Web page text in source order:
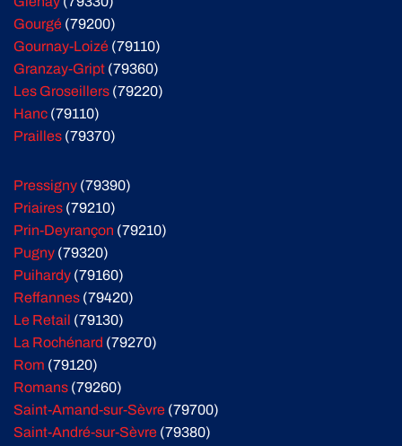
Gourgé (79200)
Gournay-Loizé (79110)
Granzay-Gript (79360)
Les Groseillers (79220)
Hanc (79110)
Prailles (79370)
Pressigny (79390)
Priaires (79210)
Prin-Deyrançon (79210)
Pugny (79320)
Puihardy (79160)
Reffannes (79420)
Le Retail (79130)
La Rochénard (79270)
Rom (79120)
Romans (79260)
Saint-Amand-sur-Sèvre (79700)
Saint-André-sur-Sèvre (79380)